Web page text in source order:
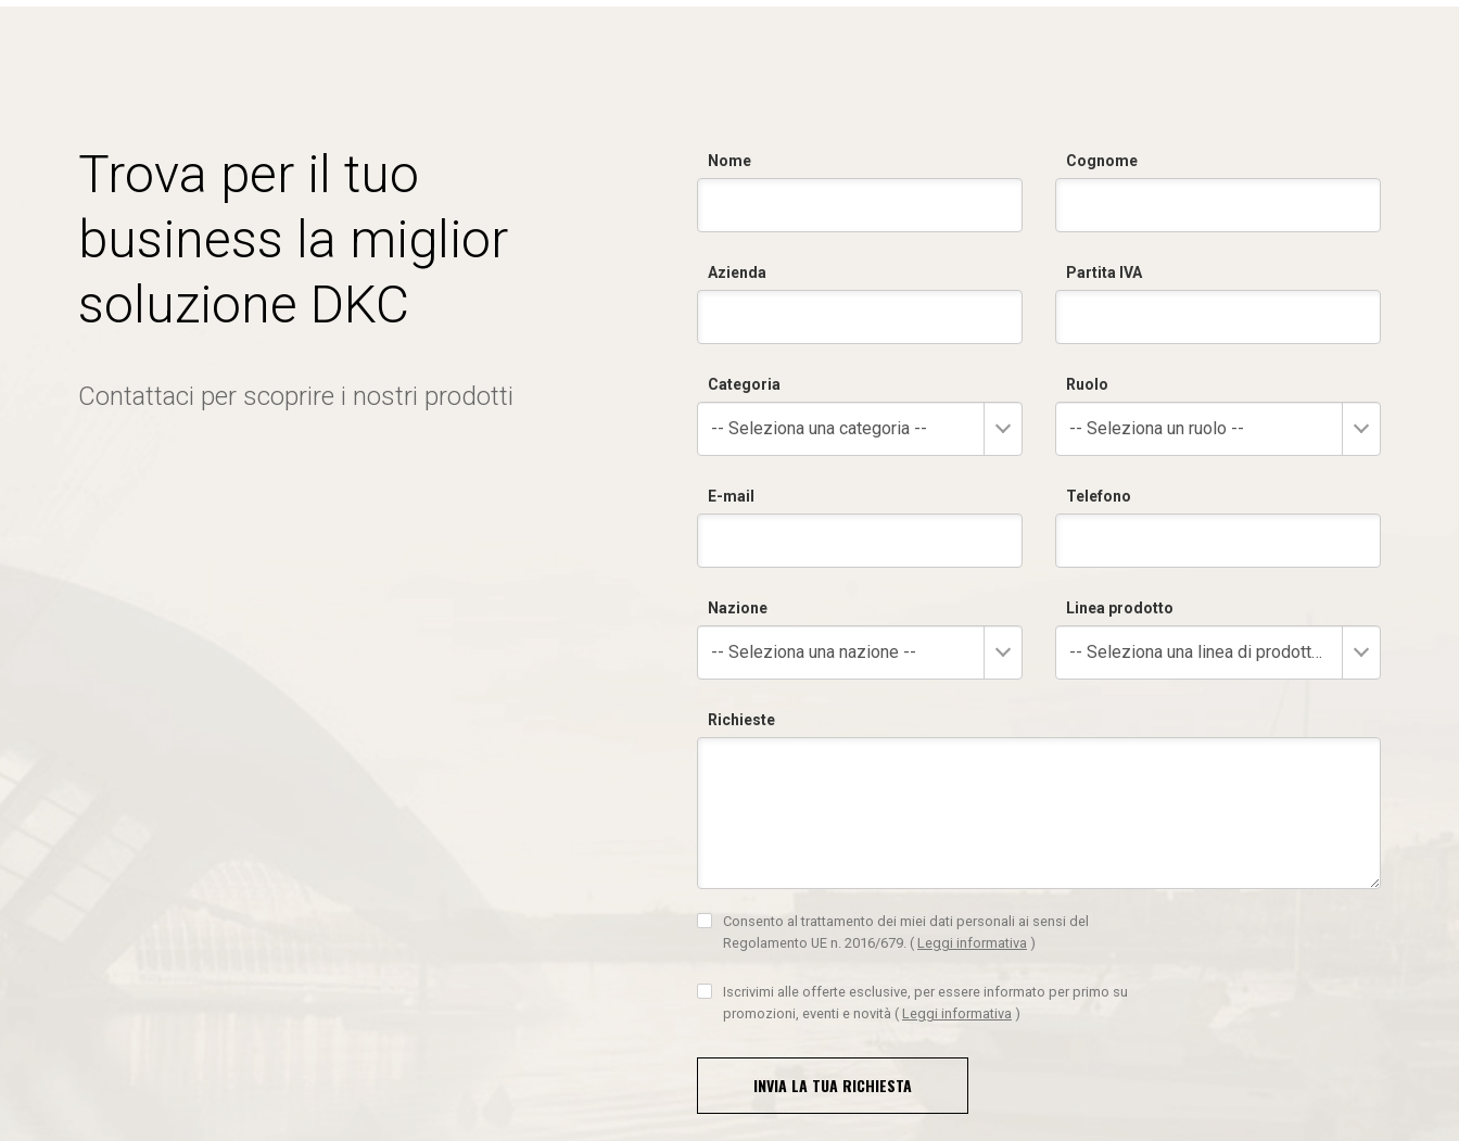
Trova per il tuo
business la miglior
soluzione DKC
Contattaci per scoprire i nostri prodotti
Nome Cognome
Azienda Partita IVA
Categoria
-- Seleziona una categoria --
Ruolo
-- Seleziona un ruolo --
E-mail Telefono
Nazione
-- Seleziona una nazione --
Linea prodotto
-- Seleziona una linea di prodotto --
Richieste
Consento al trattamento dei miei dati personali ai sensi del
Regolamento UE n. 2016/679. ( Leggi informativa )
Iscrivimi alle offerte esclusive, per essere informato per primo su
promozioni, eventi e novità ( Leggi informativa )
INVIA LA TUA RICHIESTA